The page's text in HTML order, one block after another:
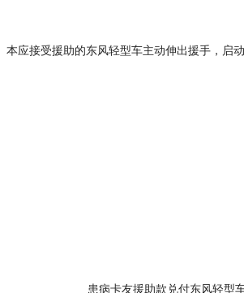
应接受援助的东风轻型车主动伸出援手，启